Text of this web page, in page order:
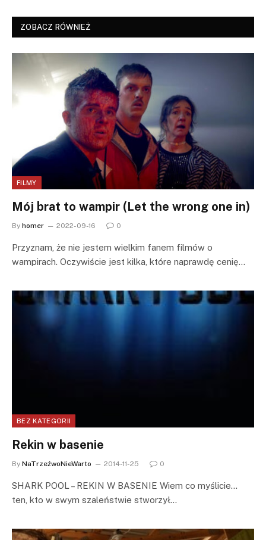
ZOBACZ RÓWNIEŻ
FILMY
Mój brat to wampir (Let the wrong one in)
By homer 2022-09-16 0
Przyznam, że nie jestem wielkim fanem filmów o
wampirach. Oczywiście jest kilka, które naprawdę cenię…
BEZ KATEGORII
Rekin w basenie
By NaTrzeźwoNieWarto 2014-11-25 0
SHARK POOL – REKIN W BASENIE Wiem co myślicie…
ten, kto w swym szaleństwie stworzył…